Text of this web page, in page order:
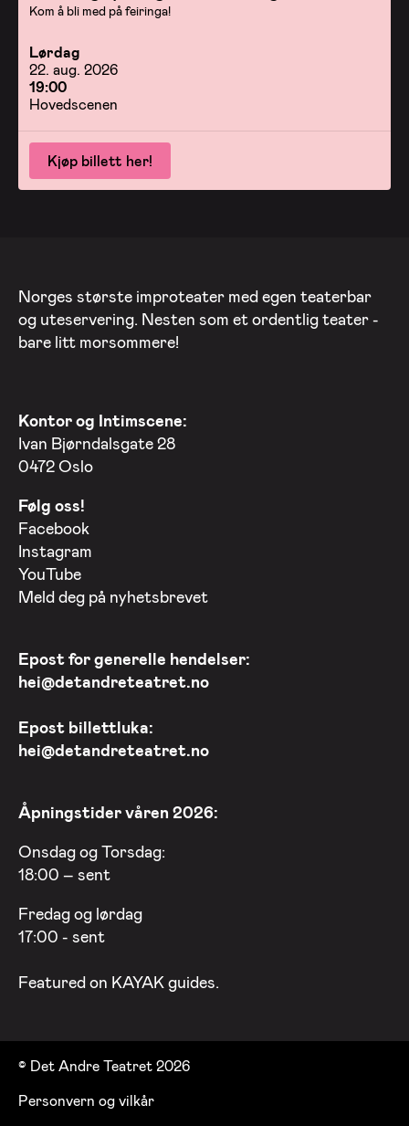
Kom å bli med på feiringa!
Lørdag
22. aug. 2026
19:00
Hovedscenen
Kjøp billett her!
Norges største improteater med egen teaterbar
og uteservering. Nesten som et ordentlig teater -
bare litt morsommere!
Kontor og Intimscene:
Ivan Bjørndalsgate 28
0472 Oslo
Følg oss!
Facebook
Instagram
YouTube
Meld deg på nyhetsbrevet
Epost for generelle hendelser:
hei@detandreteatret.no
Epost billettluka:
hei@detandreteatret.no
Åpningstider våren 2026:
Onsdag og Torsdag:
18:00 – sent
Fredag og lørdag
17:00 - sent
Featured on KAYAK guides.
© Det Andre Teatret 2026
Personvern og vilkår